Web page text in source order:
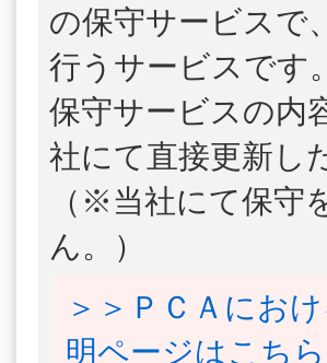
の保守サービスで
行うサービスです。
保守サービスの内
社にて直接更新し
（※当社にて保守
ん。）
＞＞ＰＣＡにお
明ページはこちら